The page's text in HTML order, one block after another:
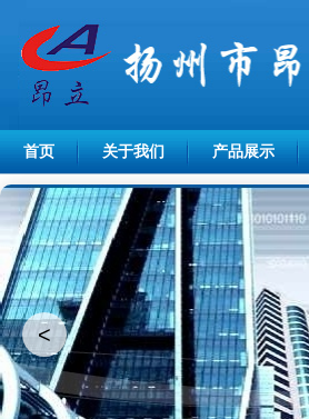
首页 关于我们 产品展示
<